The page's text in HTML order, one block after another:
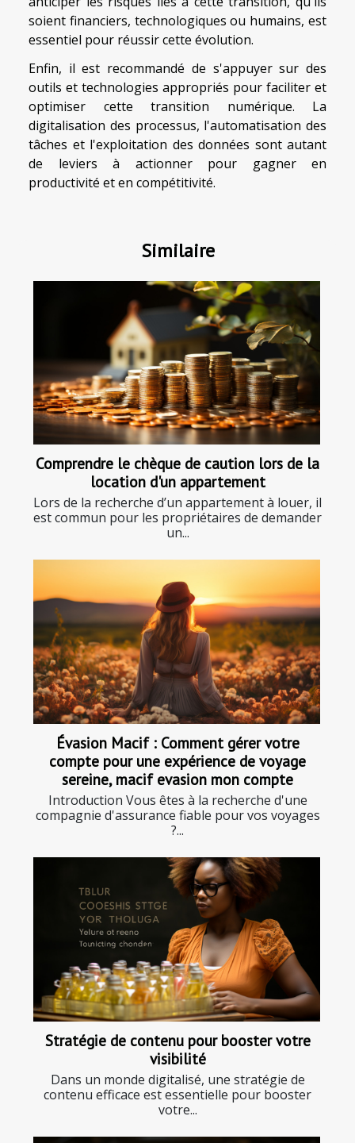
soient financiers, technologiques ou humains, est
essentiel pour réussir cette évolution.
Enfin, il est recommandé de s'appuyer sur des
outils et technologies appropriés pour faciliter et
optimiser cette transition numérique. La
digitalisation des processus, l'automatisation des
tâches et l'exploitation des données sont autant
de leviers à actionner pour gagner en
productivité et en compétitivité.
Similaire
Comprendre le chèque de caution lors de la
location d'un appartement
Lors de la recherche d’un appartement à louer, il
est commun pour les propriétaires de demander
un...
Évasion Macif : Comment gérer votre
compte pour une expérience de voyage
sereine, macif evasion mon compte
Introduction Vous êtes à la recherche d'une
compagnie d'assurance fiable pour vos voyages
?...
Stratégie de contenu pour booster votre
visibilité
Dans un monde digitalisé, une stratégie de
contenu efficace est essentielle pour booster
votre...